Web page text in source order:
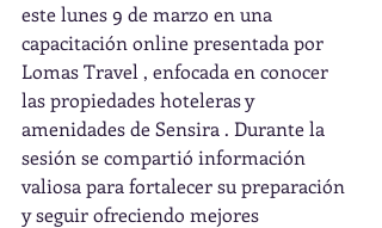
este lunes 9 de marzo en una
capacitación online presentada por
Lomas Travel , enfocada en conocer
las propiedades hoteleras y
amenidades de Sensira . Durante la
sesión se compartió información
valiosa para fortalecer su preparación
y seguir ofreciendo mejores